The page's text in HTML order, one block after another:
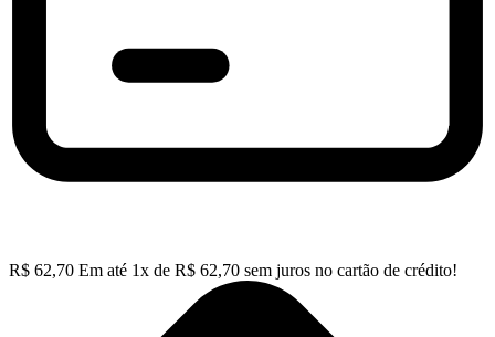
R$ 62,70 Em até 1x de R$ 62,70 sem juros no cartão de crédito!